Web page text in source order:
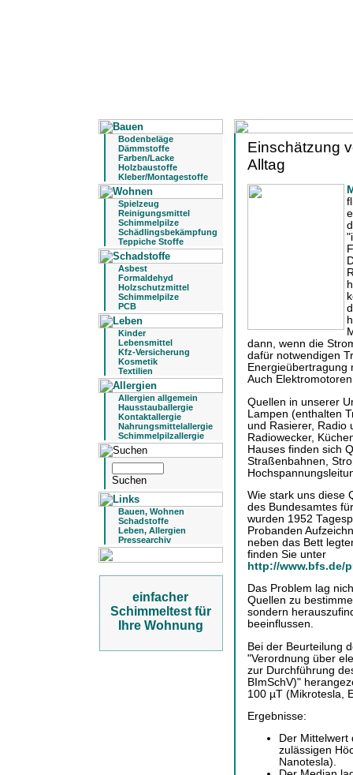
Bodenbeläge
Dämmstoffe
Farben/Lacke
Holzbaustoffe
Kleber/Montagestoffe
Spielzeug
Reinigungsmittel
Schimmelpilze
Schädlingsbekämpfung
Teppiche Stoffe
Asbest
Formaldehyd
Holzschutzmittel
Schimmelpilze
PCB
Kinder
Lebensmittel
Kfz-Versicherung
Kosmetik
Textilien
Allergien allgemein
Hausstauballergie
Kontaktallergie
Nahrungsmittelallergie
Schimmelpilzallergie
Bauen, Wohnen
Schadstoffe
Leben, Allergien
Pressearchiv
einfacher
Schimmeltest für
Ihre Wohnung
Einschätzung
Alltag
dann, wenn die
dafür notwendigen
Energieübertragung
Auch
Quellen in unserer
Lampen (enthalten
und Rasierer, Radio
Radiowecker,
Hauses finden sich
Straßenbahnen,
Wie stark uns diese
des Bundesamtes
wurden 1952
Probanden
neben das Bett
finden Sie unter
http://www.bfs.de/
Das Problem lag
Quellen zu
sondern
beeinflussen.
Bei der Beurteilung
"Verordnung über
zur Durchführung
BImSchV)"
100 µT (Mikrotesla,
Ergebnisse:
Der Mittelwert
zulässigen
Nanotesla).